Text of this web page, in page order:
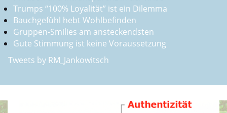
Trumps “100% Loyalität” ist ein Dilemma
Bauchgefühl hebt Wohlbefinden
Gruppen-Smilies am ansteckendsten
Gute Stimmung ist keine Voraussetzung
Tweets by RM_Jankowitsch